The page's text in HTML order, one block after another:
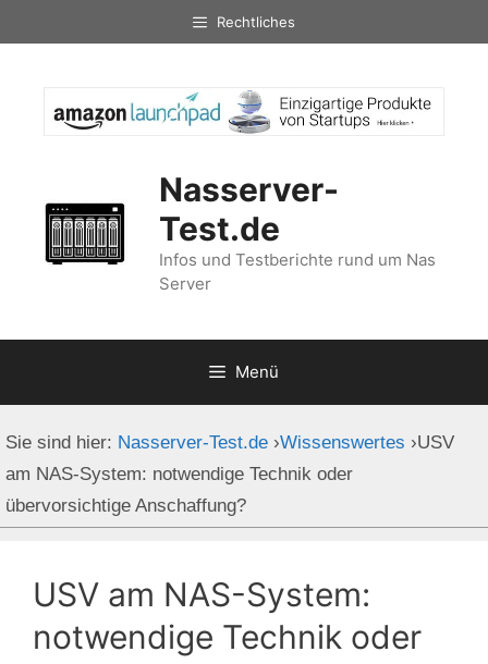
Rechtliches
Nasserver-
Test.de
Infos und Testberichte rund um Nas
Server
Menü
Sie sind hier: Nasserver-Test.de ›Wissenswertes ›USV
am NAS-System: notwendige Technik oder
übervorsichtige Anschaffung?
USV am NAS-System:
notwendige Technik oder